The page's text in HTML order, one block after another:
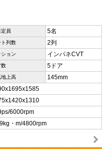
員 5名
ト列数 2列
ション インパネCVT
数 5ドア
地上高 145mm
6000rpm
・m/4800rpm